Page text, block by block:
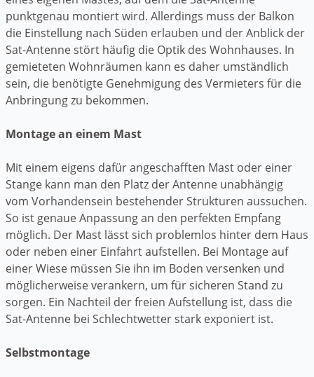
punktgenau montiert wird. Allerdings muss der Balkon
die Einstellung nach Süden erlauben und der Anblick der
Sat-Antenne stört häufig die Optik des Wohnhauses. In
gemieteten Wohnräumen kann es daher umständlich
sein, die benötigte Genehmigung des Vermieters für die
Anbringung zu bekommen.
Montage an einem Mast
Mit einem eigens dafür angeschafften Mast oder einer
Stange kann man den Platz der Antenne unabhängig
vom Vorhandensein bestehender Strukturen aussuchen.
So ist genaue Anpassung an den perfekten Empfang
möglich. Der Mast lässt sich problemlos hinter dem Haus
oder neben einer Einfahrt aufstellen. Bei Montage auf
einer Wiese müssen Sie ihn im Boden versenken und
möglicherweise verankern, um für sicheren Stand zu
sorgen. Ein Nachteil der freien Aufstellung ist, dass die
Sat-Antenne bei Schlechtwetter stark exponiert ist.
Selbstmontage